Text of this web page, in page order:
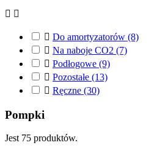
 
 Do amortyzatorów (8)
 Na naboje CO2 (7)
 Podłogowe (9)
 Pozostałe (13)
 Ręczne (30)
Pompki
Jest 75 produktów.